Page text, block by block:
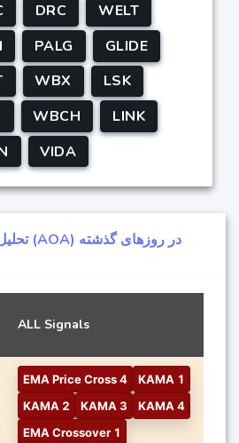
DRC
WELT
PALG
GLIDE
WBX
LSK
WBCH
LINK
VIDA
تحلیل تکنیکال شفق قطبی (AOA) در روزهای گذشته
ALL Signals
EMA Price Cross 4
KAMA 1
KAMA 2
KAMA 3
KAMA 4
EMA Crossover 1